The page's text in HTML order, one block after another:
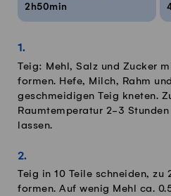
2h50min
Teig: Mehl, Salz und Zucker
formen. Hefe, Milch, Rahm
geschmeidigen Teig kneten.
Raumtemperatur 2-3
lassen.
Teig in 10 Teile schneiden, zu
formen. Auf wenig Mehl ca.